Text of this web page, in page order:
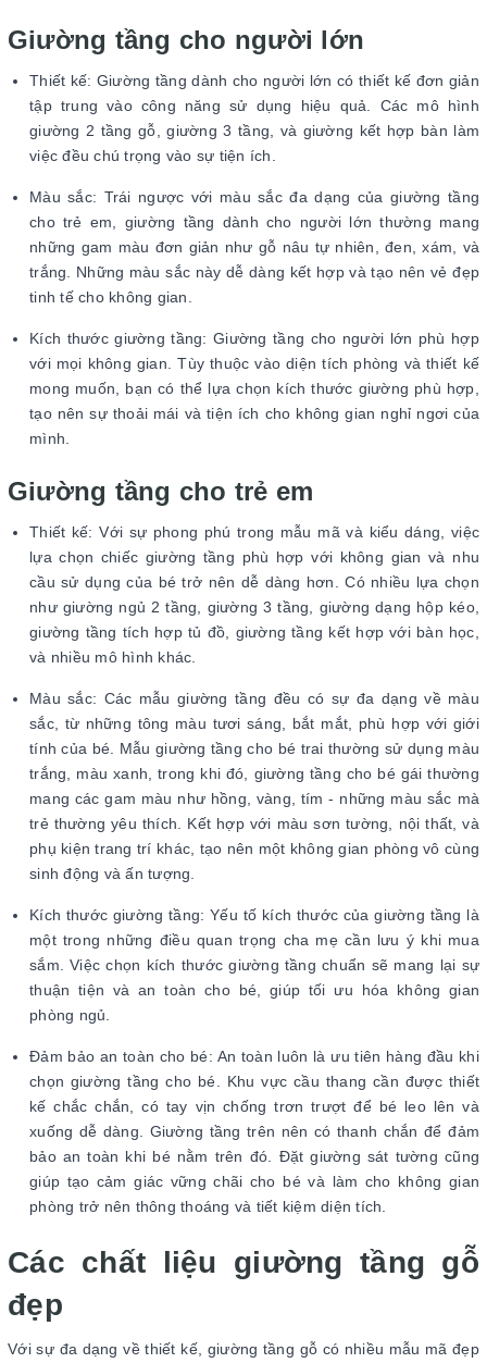
Giường tầng cho người lớn
Thiết kế: Giường tầng dành cho người lớn có thiết kế đơn giản
tập trung vào công năng sử dụng hiệu quả. Các mô hình
giường 2 tầng gỗ, giường 3 tầng, và giường kết hợp bàn làm
việc đều chú trọng vào sự tiện ích.
Màu sắc: Trái ngược với màu sắc đa dạng của giường tầng
cho trẻ em, giường tầng dành cho người lớn thường mang
những gam màu đơn giản như gỗ nâu tự nhiên, đen, xám, và
trắng. Những màu sắc này dễ dàng kết hợp và tạo nên vẻ đẹp
tinh tế cho không gian.
Kích thước giường tầng: Giường tầng cho người lớn phù hợp
với mọi không gian. Tùy thuộc vào diện tích phòng và thiết kế
mong muốn, bạn có thể lựa chọn kích thước giường phù hợp,
tạo nên sự thoải mái và tiện ích cho không gian nghỉ ngơi của
mình.
Giường tầng cho trẻ em
Thiết kế: Với sự phong phú trong mẫu mã và kiểu dáng, việc
lựa chọn chiếc giường tầng phù hợp với không gian và nhu
cầu sử dụng của bé trở nên dễ dàng hơn. Có nhiều lựa chọn
như giường ngủ 2 tầng, giường 3 tầng, giường dạng hộp kéo,
giường tầng tích hợp tủ đồ, giường tầng kết hợp với bàn học,
và nhiều mô hình khác.
Màu sắc: Các mẫu giường tầng đều có sự đa dạng về màu
sắc, từ những tông màu tươi sáng, bắt mắt, phù hợp với giới
tính của bé. Mẫu giường tầng cho bé trai thường sử dụng màu
trắng, màu xanh, trong khi đó, giường tầng cho bé gái thường
mang các gam màu như hồng, vàng, tím - những màu sắc mà
trẻ thường yêu thích. Kết hợp với màu sơn tường, nội thất, và
phụ kiện trang trí khác, tạo nên một không gian phòng vô cùng
sinh động và ấn tượng.
Kích thước giường tầng: Yếu tố kích thước của giường tầng là
một trong những điều quan trọng cha mẹ cần lưu ý khi mua
sắm. Việc chọn kích thước giường tầng chuẩn sẽ mang lại sự
thuận tiện và an toàn cho bé, giúp tối ưu hóa không gian
phòng ngủ.
Đảm bảo an toàn cho bé: An toàn luôn là ưu tiên hàng đầu khi
chọn giường tầng cho bé. Khu vực cầu thang cần được thiết
kế chắc chắn, có tay vịn chống trơn trượt để bé leo lên và
xuống dễ dàng. Giường tầng trên nên có thanh chắn để đảm
bảo an toàn khi bé nằm trên đó. Đặt giường sát tường cũng
giúp tạo cảm giác vững chãi cho bé và làm cho không gian
phòng trở nên thông thoáng và tiết kiệm diện tích.
Các chất liệu giường tầng gỗ
đẹp
Với sự đa dạng về thiết kế, giường tầng gỗ có nhiều mẫu mã đẹp